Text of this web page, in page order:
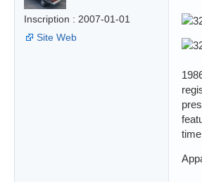
Inscription : 2007-01-01
Site Web